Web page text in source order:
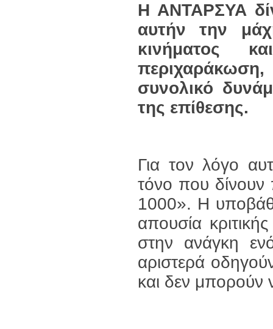
Η ΑΝΤΑΡΣΥΑ
αυτήν την
κινήματος
περιχαράκωση,
συνολικό
της επίθεσης.
Για τον λόγο
τόνο που
1000». Η
απουσία
στην ανάγκη
αριστερά
και δεν μπορούν